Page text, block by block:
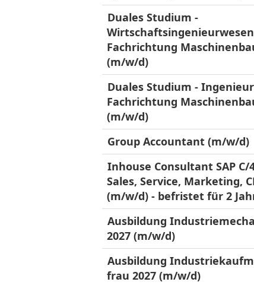
Duales Studium -
Wirtschaftsingenieurwesen
Fachrichtung
(m/w/d)
Duales Studium -
Fachrichtung
(m/w/d)
Group Accountant (m/w/d)
Inhouse Consultant SAP C/
Sales, Service, Marketing,
(m/w/d) - befristet für 2
Ausbildung
2027 (m/w/d)
Ausbildung
frau 2027 (m/w/d)